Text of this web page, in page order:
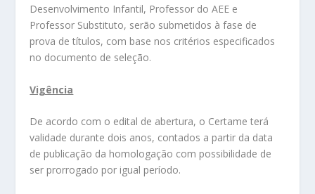
Desenvolvimento Infantil, Professor do AEE e
Professor Substituto, serão submetidos à fase de
prova de títulos, com base nos critérios especificados
no documento de seleção.
Vigência
De acordo com o edital de abertura, o Certame terá
validade durante dois anos, contados a partir da data
de publicação da homologação com possibilidade de
ser prorrogado por igual período.